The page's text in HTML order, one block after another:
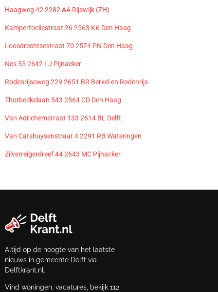
Haagweg 42 2282 AA Rijswijk (ZH)
Kamperfoeliestraat 26 2563 KK Den Haag
Loosdrechtsestraat 70 2574 PN Den Haag
Nes 55 2642 LJ Pijnacker
Rodenrijseweg 229 2651 BR Berkel en Rodenrijs
Thorbeckelaan 543 2564 CD Den Haag
Van Adrichemstraat 133 2614 BL Delft
Van Catshuysenstraat 4 2291 RB Wateringen
Zilverreigerdreef 44 2643 MC Pijnacker
Altijd op de hoogte van het laatste
nieuws in gemeente Delft via
Delftkrant.nl.
Vind woningen, vacatures, bekijk 112